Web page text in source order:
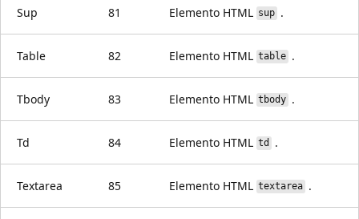
Sup 81 Elemento HTML sup.
Table 82 Elemento HTML table.
Tbody 83 Elemento HTML tbody.
Td 84 Elemento HTML td .
Textarea 85 Elemento HTML textarea .